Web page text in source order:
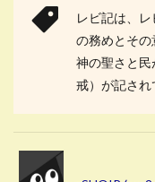
レビ記は、
の務めとその
神の聖さと
戒）が記され